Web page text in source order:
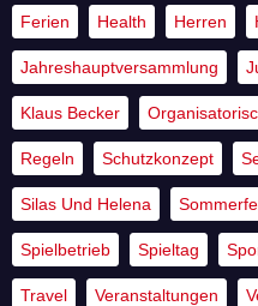
Ferien Health Herren
Jahreshauptversammlung
Klaus Becker
Regeln Schutzkonzept
Silas Und Helena
Spielbetrieb Spieltag
Travel Veranstaltungen